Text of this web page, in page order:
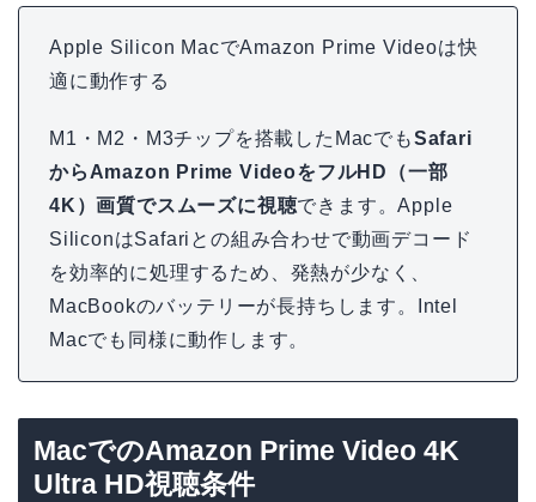
Apple Silicon MacでAmazon Prime Videoは快
適に動作する
M1・M2・M3チップを搭載したMacでもSafari
からAmazon Prime VideoをフルHD（一部
4K）画質でスムーズに視聴できます。Apple
SiliconはSafariとの組み合わせで動画デコード
を効率的に処理するため、発熱が少なく、
MacBookのバッテリーが長持ちします。Intel
Macでも同様に動作します。
MacでのAmazon Prime Video 4K
Ultra HD視聴条件